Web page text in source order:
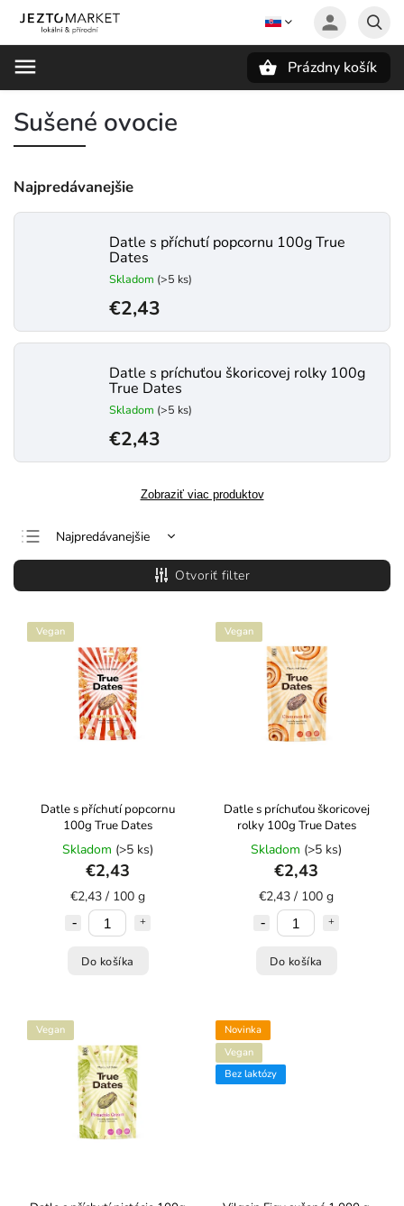
Prázdny košík
Sušené ovocie
Najpredávanejšie
Datle s příchutí popcornu 100g True
Dates
Skladom (>5 ks)
€2,43
Datle s príchuťou škoricovej rolky 100g
True Dates
Skladom (>5 ks)
€2,43
Zobraziť viac produktov
Najpredávanejšie
Najlacnejšie
Najdrahšie
Abecedne
Otvoriť filter
Vegan
Datle s příchutí popcornu
100g True Dates
Skladom (>5 ks)
€2,43
€2,43 / 100 g
Do košíka
Vegan
Datle s príchuťou škoricovej
rolky 100g True Dates
Skladom (>5 ks)
€2,43
€2,43 / 100 g
Do košíka
Vegan
Novinka
Vegan
Bez laktózy